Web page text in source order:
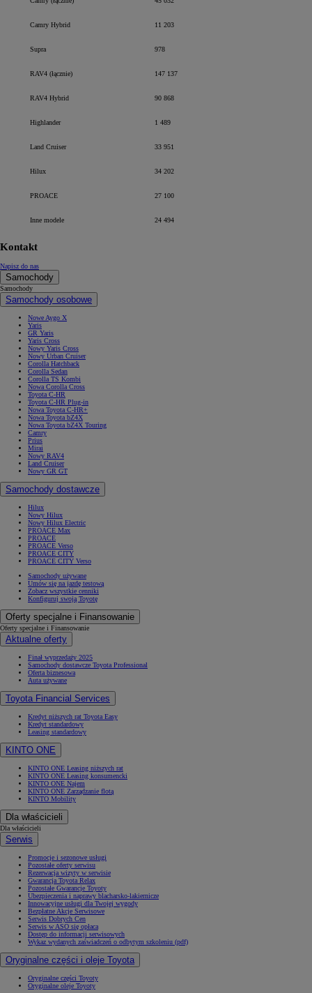
Camry Hybrid 11 203
Supra 978
RAV4 (łącznie) 147 137
RAV4 Hybrid 90 868
Highlander 1 489
Land Cruiser 33 951
Hilux 34 202
PROACE 27 100
Inne modele 24 494
Kontakt
Napisz do nas
Samochody
Samochody
Samochody osobowe
Nowe Aygo X
Yaris
GR Yaris
Yaris Cross
Nowy Yaris Cross
Nowy Urban Cruiser
Corolla Hatchback
Corolla Sedan
Corolla TS Kombi
Nowa Corolla Cross
Toyota C-HR
Toyota C-HR Plug-in
Nowa Toyota C-HR+
Nowa Toyota bZ4X
Nowa Toyota bZ4X Touring
Camry
Prius
Mirai
Nowy RAV4
Land Cruiser
Nowy GR GT
Samochody dostawcze
Hilux
Nowy Hilux
Nowy Hilux Electric
PROACE Max
PROACE
PROACE Verso
PROACE CITY
PROACE CITY Verso
Samochody używane
Umów się na jazdę testową
Zobacz wszystkie cenniki
Konfiguruj swoją Toyotę
Oferty specjalne i Finansowanie
Oferty specjalne i Finansowanie
Aktualne oferty
Finał wyprzedaży 2025
Samochody dostawcze Toyota Professional
Oferta biznesowa
Auta używane
Toyota Financial Services
Kredyt niższych rat Toyota Easy
Kredyt standardowy
Leasing standardowy
KINTO ONE
KINTO ONE Leasing niższych rat
KINTO ONE Leasing konsumencki
KINTO ONE Najem
KINTO ONE Zarządzanie flotą
KINTO Mobility
Dla właścicieli
Dla właścicieli
Serwis
Promocje i sezonowe usługi
Pozostałe oferty serwisu
Rezerwacja wizyty w serwisie
Gwarancja Toyota Relax
Pozostałe Gwarancje Toyoty
Ubezpieczenia i naprawy blacharsko-lakiernicze
Innowacyjne usługi dla Twojej wygody
Bezpłatne Akcje Serwisowe
Serwis Dobrych Cen
Serwis w ASO się opłaca
Dostęp do informacji serwisowych
Wykaz wydanych zaświadczeń o odbytym szkoleniu (pdf)
Oryginalne części i oleje Toyota
Oryginalne części Toyoty
Oryginalne oleje Toyoty